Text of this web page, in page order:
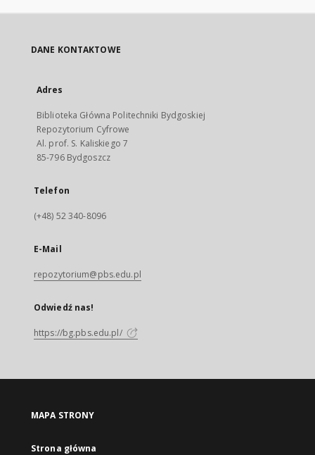
DANE KONTAKTOWE
Adres
Biblioteka Główna Politechniki Bydgoskiej
Repozytorium Cyfrowe
Al. prof. S. Kaliskiego 7
85-796 Bydgoszcz
Telefon
(+48) 52 340-8096
E-Mail
repozytorium@pbs.edu.pl
Odwiedź nas!
https://bg.pbs.edu.pl/
MAPA STRONY
Strona główna